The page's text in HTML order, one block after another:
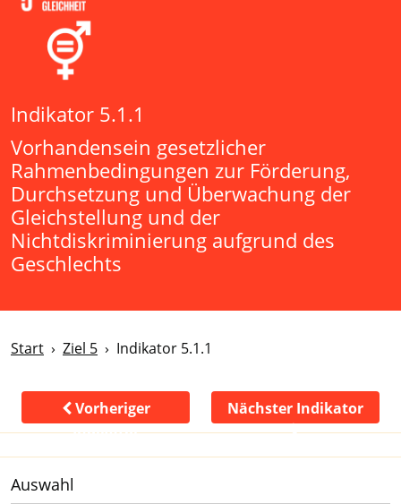
Indikator 5.1.1
Vorhandensein gesetzlicher
Rahmenbedingungen zur Förderung,
Durchsetzung und Überwachung der
Gleichstellung und der
Nichtdiskriminierung aufgrund des
Geschlechts
Start Ziel 5 Indikator 5.1.1
Vorheriger
Indikator
Nächster Indikator
Auswahl